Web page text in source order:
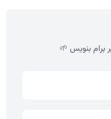
برام بنویس 🌱